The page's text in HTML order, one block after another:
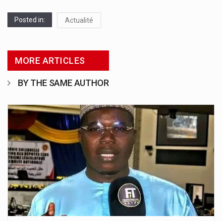
Posted in: Actualité
MORE ARTICLES
BY THE SAME AUTHOR